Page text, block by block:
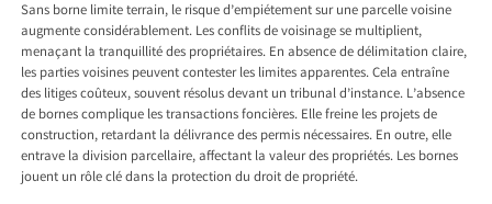
Sans borne limite terrain, le risque d’empiétement sur une parcelle voisine
augmente considérablement. Les conflits de voisinage se multiplient,
menaçant la tranquillité des propriétaires. En absence de délimitation claire,
les parties voisines peuvent contester les limites apparentes. Cela entraîne
des litiges coûteux, souvent résolus devant un tribunal d’instance. L’absence
de bornes complique les transactions foncières. Elle freine les projets de
construction, retardant la délivrance des permis nécessaires. En outre, elle
entrave la division parcellaire, affectant la valeur des propriétés. Les bornes
jouent un rôle clé dans la protection du droit de propriété.